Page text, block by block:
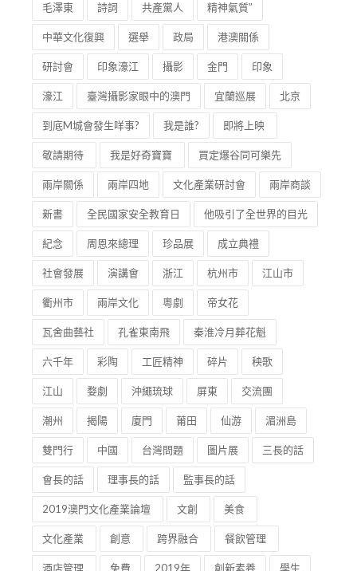
毛澤東 詩詞 共產黨人 精神氣質”
中華文化復興 選舉 政局 港澳關係
研討會 印象濠江 攝影 金門 印象
濠江 臺灣攝影家眼中的澳門 宜蘭巡展 北京
到底M城會發生咩事? 我是誰? 即將上映
敬請期待 我是好奇寶寶 買定爆谷同可樂先
兩岸關係 兩岸四地 文化產業研討會 兩岸商談
新書 全民國家安全教育日 他吸引了全世界的目光
紀念 周恩來總理 珍品展 成立典禮
社會發展 演講會 浙江 杭州市 江山市
衢州市 兩岸文化 粵劇 帝女花
瓦舍曲藝社 孔雀東南飛 秦淮冷月葬花魁
六千年 彩陶 工匠精神 碎片 秧歌
江山 婺劇 沖繩琉球 屏東 交流團
潮州 揭陽 廈門 莆田 仙游 湄洲島
雙門行 中國 台灣問題 圖片展 三長的話
會長的話 理事長的話 監事長的話
2019澳門文化產業論壇 文創 美食
文化產業 創意 跨界融合 餐飲管理
酒店管理 免費 2019年 創新素養 學生